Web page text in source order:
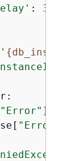
: 30
{
"Error" ][
"Error"